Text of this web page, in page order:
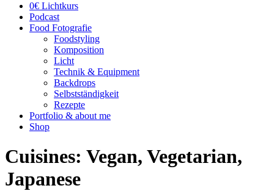
0€ Lichtkurs
Podcast
Food Fotografie
Foodstyling
Komposition
Licht
Technik & Equipment
Backdrops
Selbstständigkeit
Rezepte
Portfolio & about me
Shop
Cuisines: Vegan, Vegetarian,
Japanese